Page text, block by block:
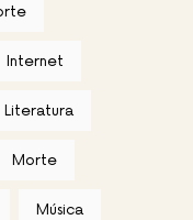
Internet
Literatura
Morte
Música